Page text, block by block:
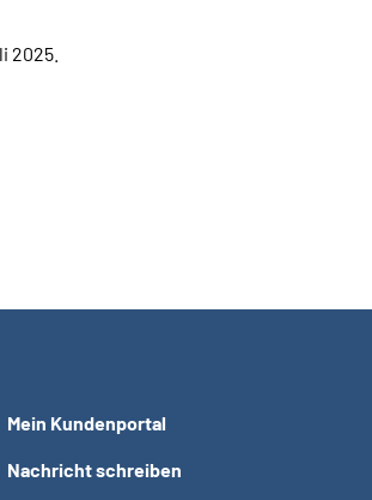
2025.
Mein Kundenportal
Nachricht schreiben